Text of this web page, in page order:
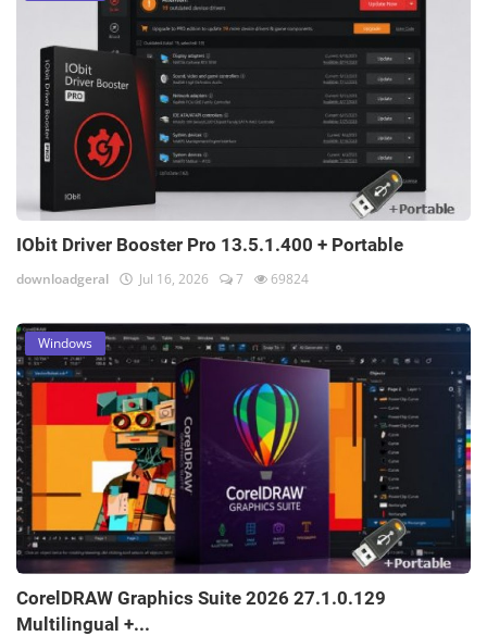
IObit Driver Booster Pro 13.5.1.400 + Portable
downloadgeral Jul 16, 2026 7 69824
Windows
CorelDRAW Graphics Suite 2026 27.1.0.129
Multilingual +...